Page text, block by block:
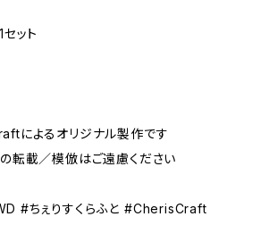
ット
によるオリジナル製作です
の転載／模倣はご遠慮ください
#ちぇりすくらふと #CherisCraft